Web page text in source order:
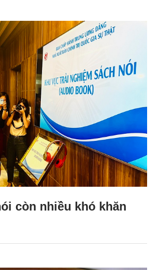
còn nhiều khó khăn